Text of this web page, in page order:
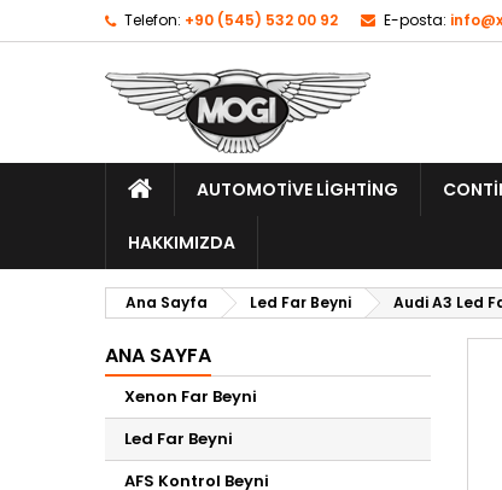
Telefon: +90 (545) 532 00 92 E-posta:
AUTOMOTIVE LIGHTING
HAKKIMIZDA
Ana Sayfa Led Far Beyni Audi A3 Led
ANA SAYFA
Xenon Far Beyni
Led Far Beyni
AFS Kontrol Beyni